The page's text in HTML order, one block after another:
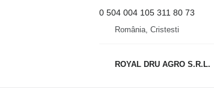
0 504 004 105 311 80 73
România, Cristesti
ROYAL DRU AGRO S.R.L.